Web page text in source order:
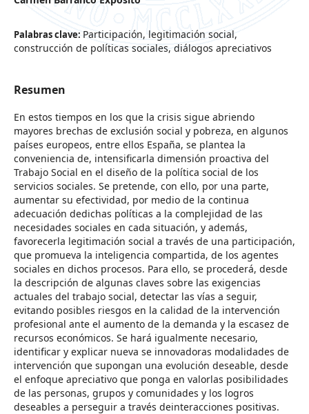
Palabras clave: Participación, legitimación social,
construcción de políticas sociales, diálogos apreciativos
Resumen
En estos tiempos en los que la crisis sigue abriendo
mayores brechas de exclusión social y pobreza, en algunos
países europeos, entre ellos España, se plantea la
conveniencia de, intensificarla dimensión proactiva del
Trabajo Social en el diseño de la política social de los
servicios sociales. Se pretende, con ello, por una parte,
aumentar su efectividad, por medio de la continua
adecuación dedichas políticas a la complejidad de las
necesidades sociales en cada situación, y además,
favorecerla legitimación social a través de una participación,
que promueva la inteligencia compartida, de los agentes
sociales en dichos procesos. Para ello, se procederá, desde
la descripción de algunas claves sobre las exigencias
actuales del trabajo social, detectar las vías a seguir,
evitando posibles riesgos en la calidad de la intervención
profesional ante el aumento de la demanda y la escasez de
recursos económicos. Se hará igualmente necesario,
identificar y explicar nueva se innovadoras modalidades de
intervención que supongan una evolución deseable, desde
el enfoque apreciativo que ponga en valorlas posibilidades
de las personas, grupos y comunidades y los logros
deseables a perseguir a través deinteracciones positivas.